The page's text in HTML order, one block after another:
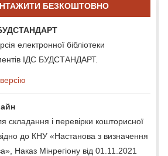
БЕЗКОШТОВНО
електронної бібліотеки
ІДС БУДСТАНДАРТ.
складання і перевірки кошторисної
до КНУ «Настанова з визначення
Наказ Мінрегіону від 01.11.2021